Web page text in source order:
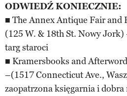
ODWIEDŹ KONIECZNIE:
■ The Annex Antique Fair and
(125 W. & 18th St. Nowy
targ staroci
■ Kramersbooks and
–(1517 Connecticut Ave.,
zaopatrzona księgarnia i